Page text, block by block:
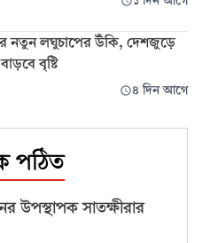
নতুন লঘুচাপের উঁকি, দেশজুড়ে
বৃষ্টি
৪ দিন আগে
পঠিত
উপস্থাপক সাতক্ষীরার